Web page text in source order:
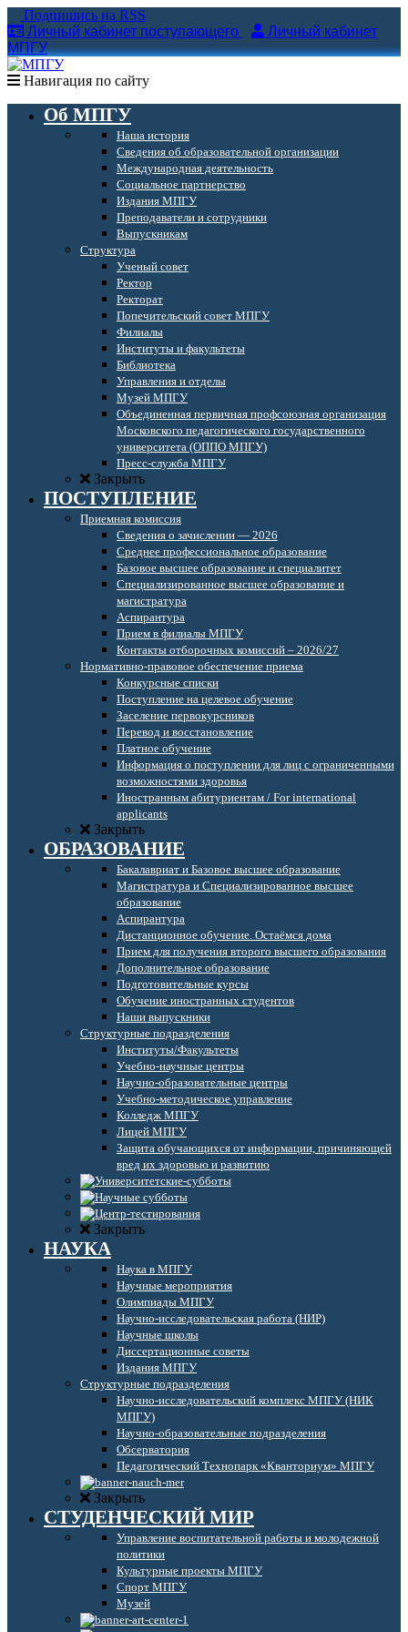
Подпишись на RSS
Личный кабинет поступающего
Личный кабинет
МПГУ
Навигация по сайту
Об МПГУ
Наша история
Сведения об образовательной организации
Международная деятельность
Социальное партнерство
Издания МПГУ
Преподаватели и сотрудники
Выпускникам
Структура
Ученый совет
Ректор
Ректорат
Попечительский совет МПГУ
Филиалы
Институты и факультеты
Библиотека
Управления и отделы
Музей МПГУ
Объединенная первичная профсоюзная организация
Московского педагогического государственного
университета (ОППО МПГУ)
Пресс-служба МПГУ
Закрыть
ПОСТУПЛЕНИЕ
Приемная комиссия
Сведения о зачислении — 2026
Среднее профессиональное образование
Базовое высшее образование и специалитет
Специализированное высшее образование и
магистратура
Аспирантура
Прием в филиалы МПГУ
Контакты отборочных комиссий – 2026/27
Нормативно-правовое обеспечение приема
Конкурсные списки
Поступление на целевое обучение
Заселение первокурсников
Перевод и восстановление
Платное обучение
Информация о поступлении для лиц с ограниченными
возможностями здоровья
Иностранным абитуриентам / For international
applicants
Закрыть
ОБРАЗОВАНИЕ
Бакалавриат и Базовое высшее образование
Магистратура и Специализированное высшее
образование
Аспирантура
Дистанционное обучение. Остаёмся дома
Прием для получения второго высшего образования
Дополнительное образование
Подготовительные курсы
Обучение иностранных студентов
Наши выпускники
Структурные подразделения
Институты/Факультеты
Учебно-научные центры
Научно-образовательные центры
Учебно-методическое управление
Колледж МПГУ
Лицей МПГУ
Защита обучающихся от информации, причиняющей
вред их здоровью и развитию
Закрыть
НАУКА
Наука в МПГУ
Научные мероприятия
Олимпиады МПГУ
Научно-исследовательская работа (НИР)
Научные школы
Диссертационные советы
Издания МПГУ
Структурные подразделения
Научно-исследовательский комплекс МПГУ (НИК
МПГУ)
Научно-образовательные подразделения
Обсерватория
Педагогический Технопарк «Кванториум» МПГУ
Закрыть
СТУДЕНЧЕСКИЙ МИР
Управление воспитательной работы и молодежной
политики
Культурные проекты МПГУ
Спорт МПГУ
Музей